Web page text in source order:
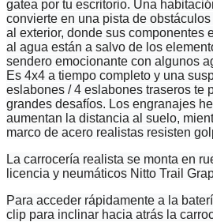
gatea por tu escritorio. Una
convierte en una pista de
al exterior, donde sus componentes
al agua están a salvo de los
sendero emocionante con algunos
Es 4x4 a tiempo completo y una
eslabones / 4 eslabones traseros te
grandes desafíos. Los engranajes
aumentan la distancia al suelo,
marco de acero realistas resisten
La carrocería realista se monta en
licencia y neumáticos Nitto Trail
Para acceder rápidamente a la
clip para inclinar hacia atrás la